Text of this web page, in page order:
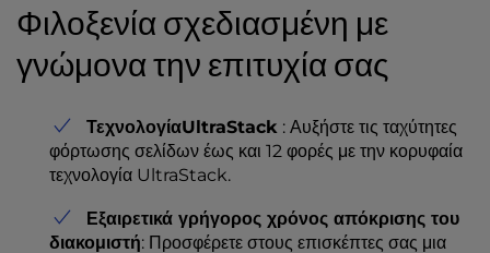
Φιλοξενία σχεδιασμένη με
γνώμονα την επιτυχία σας
ΤεχνολογίαUltraStack : Αυξήστε τις ταχύτητες
φόρτωσης σελίδων έως και 12 φορές με την κορυφαία
τεχνολογία UltraStack.
Εξαιρετικά γρήγορος χρόνος απόκρισης του
διακομιστή: Προσφέρετε στους επισκέπτες σας μια